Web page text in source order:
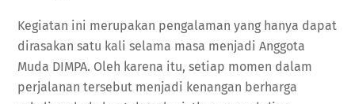
Kegiatan ini merupakan pengalaman yang hanya dapat
dirasakan satu kali selama masa menjadi Anggota
Muda DIMPA. Oleh karena itu, setiap momen dalam
perjalanan tersebut menjadi kenangan berharga